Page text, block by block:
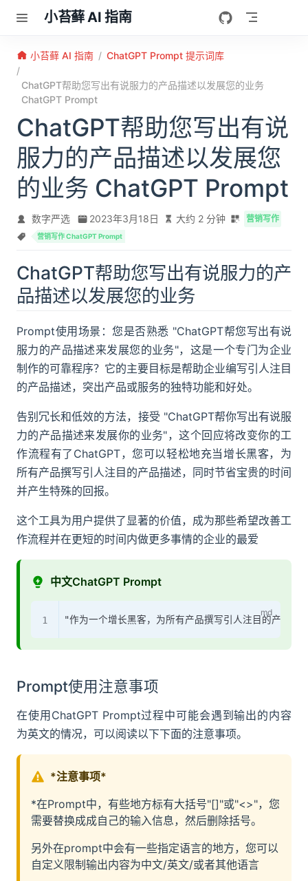
跳至主要內容小苔藓 AI 指南
小苔藓 AI 指南 ChatGPT Prompt 提示词库
ChatGPT帮助您写出有说服力的产品描述以发展您的业务
ChatGPT Prompt
ChatGPT帮助您写出有说
服力的产品描述以发展您
的业务 ChatGPT Prompt
数字严选 2023年3月18日 大约 2 分钟 营销写作
营销写作 ChatGPT Prompt
ChatGPT帮助您写出有说服力的产
品描述以发展您的业务
Prompt使用场景：您是否熟悉 "ChatGPT帮您写出有说
服力的产品描述来发展您的业务"，这是一个专门为企业
制作的可靠程序？它的主要目标是帮助企业编写引人注目
的产品描述，突出产品或服务的独特功能和好处。
告别冗长和低效的方法，接受 "ChatGPT帮你写出有说服
力的产品描述来发展你的业务"，这个回应将改变你的工
作流程有了ChatGPT，您可以轻松地充当增长黑客，为
所有产品撰写引人注目的产品描述，同时节省宝贵的时间
并产生特殊的回报。
这个工具为用户提供了显著的价值，成为那些希望改善工
作流程并在更短的时间内做更多事情的企业的最爱
中文ChatGPT Prompt
Prompt使用注意事项
在使用ChatGPT Prompt过程中可能会遇到输出的内容
为英文的情况，可以阅读以下下面的注意事项。
*注意事项*
*在Prompt中，有些地方标有大括号"[]"或"<>"，您
需要替换成成自己的输入信息，然后删除括号。
另外在prompt中会有一些指定语言的地方，您可以
自定义限制输出内容为中文/英文/或者其他语言